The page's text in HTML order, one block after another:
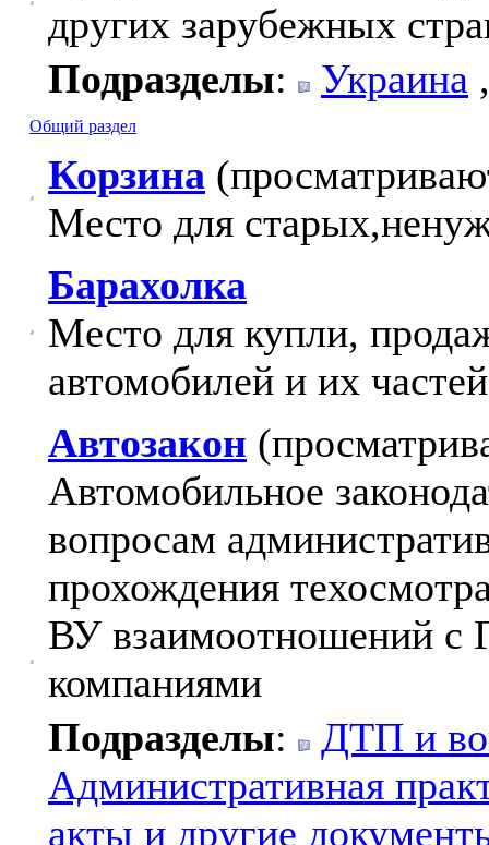
других зарубежных
Подразделы: Украина
Общий раздел
Корзина
Место для
Барахолка
Место для купли,
автомобилей и их
Автозакон
Автомобильное
вопросам
прохождения
ВУ взаимоотношений
компаниями
Подразделы:
ДТП и
Административная
акты и другие